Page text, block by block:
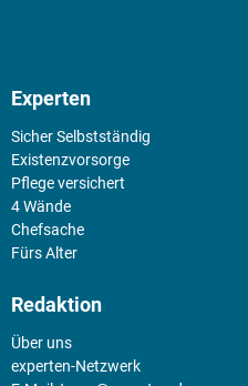
Experten
Sicher Selbstständig
Existenz­vorsorge
Pflege versichert
4 Wände
Chefsache
Fürs Alter
Redaktion
Über uns
experten-Netzwerk